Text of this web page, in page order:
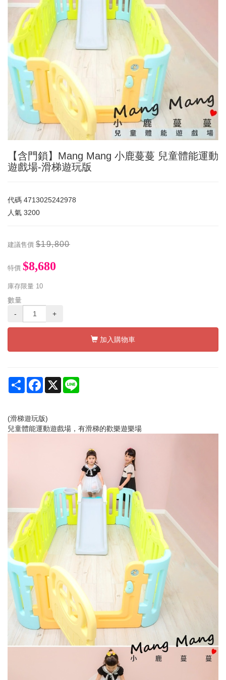
【含門鎖】Mang Mang 小鹿蔓蔓 兒童體能運動
遊戲場-滑梯遊玩版
代碼 4713025242978
人氣 3200
建議售價 $19,800
特價 $8,680
庫存限量 10
數量
-
+
加入購物車
Share Facebook
X
(滑梯遊玩版)
兒童體能運動遊戲場，有滑梯的歡樂遊樂場